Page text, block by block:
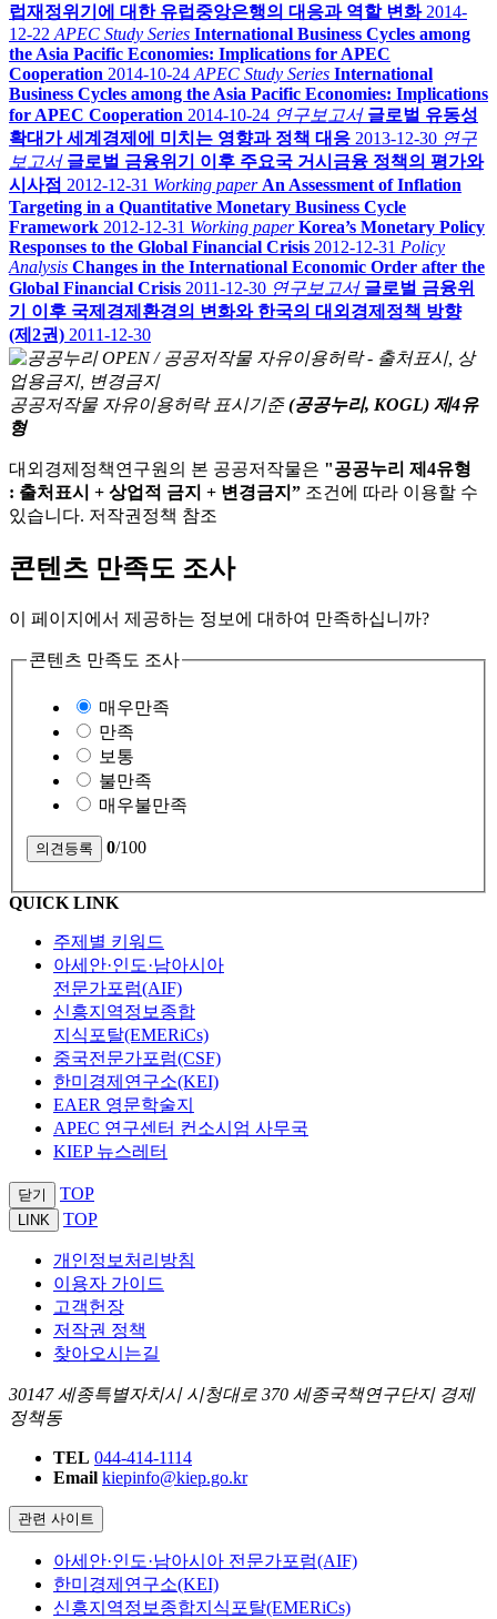
럽재정위기에 대한 유럽중앙은행의 대응과 역할 변화 2014-
12-22 APEC Study Series International Business Cycles among
the Asia Pacific Economies: Implications for APEC
Cooperation 2014-10-24 APEC Study Series International
Business Cycles among the Asia Pacific Economies: Implications
for APEC Cooperation 2014-10-24 연구보고서 글로벌 유동성
확대가 세계경제에 미치는 영향과 정책 대응 2013-12-30 연구
보고서 글로벌 금융위기 이후 주요국 거시금융 정책의 평가와
시사점 2012-12-31 Working paper An Assessment of Inflation
Targeting in a Quantitative Monetary Business Cycle
Framework 2012-12-31 Working paper Korea’s Monetary Policy
Responses to the Global Financial Crisis 2012-12-31 Policy
Analysis Changes in the International Economic Order after the
Global Financial Crisis 2011-12-30 연구보고서 글로벌 금융위
기 이후 국제경제환경의 변화와 한국의 대외경제정책 방향
(제2권) 2011-12-30
공공저작물 자유이용허락 표시기준 (공공누리, KOGL) 제4유
형
대외경제정책연구원의 본 공공저작물은 "공공누리 제4유형
: 출처표시 + 상업적 금지 + 변경금지” 조건에 따라 이용할 수
있습니다. 저작권정책 참조
콘텐츠 만족도 조사
이 페이지에서 제공하는 정보에 대하여 만족하십니까?
콘텐츠 만족도 조사
매우만족
만족
보통
불만족
매우불만족
0/100
QUICK LINK
주제별 키워드
아세안·인도·남아시아
전문가포럼(AIF)
신흥지역정보종합
지식포탈(EMERiCs)
중국전문가포럼(CSF)
한미경제연구소(KEI)
EAER 영문학술지
APEC 연구센터 컨소시엄 사무국
KIEP 뉴스레터
닫기 TOP
LINK TOP
개인정보처리방침
이용자 가이드
고객헌장
저작권 정책
찾아오시는길
30147 세종특별자치시 시청대로 370 세종국책연구단지 경제
정책동
TEL 044-414-1114
Email kiepinfo@kiep.go.kr
관련 사이트
아세안·인도·남아시아 전문가포럼(AIF)
한미경제연구소(KEI)
신흥지역정보종합지식포탈(EMERiCs)